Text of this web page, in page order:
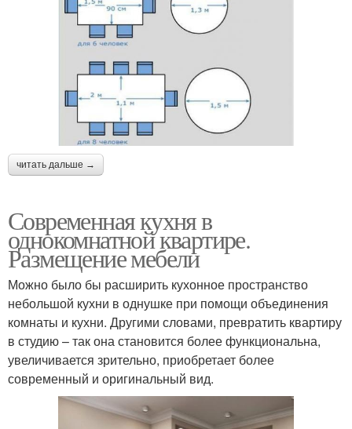
читать дальше →
Современная кухня в
однокомнатной квартире.
Размещение мебели
Можно было бы расширить кухонное пространство
небольшой кухни в однушке при помощи объединения
комнаты и кухни. Другими словами, превратить квартиру
в студию – так она становится более функциональна,
увеличивается зрительно, приобретает более
современный и оригинальный вид.